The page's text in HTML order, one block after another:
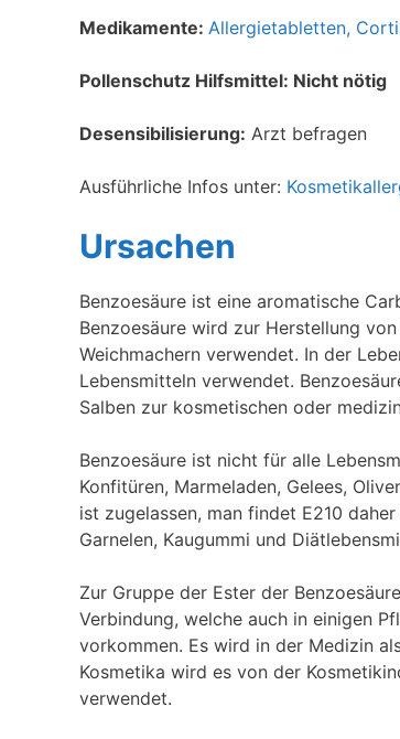
Medikamente: Allergietabletten,
Pollenschutz Hilfsmittel: Nicht nötig
Desensibilisierung: Arzt befragen
Ausführliche Infos unter:
Ursachen
Benzoesäure ist eine aromatische
Benzoesäure wird zur Herstellung
Weichmachern verwendet. In der
Lebensmitteln verwendet.
Salben zur kosmetischen oder
Benzoesäure ist nicht für alle
Konfitüren, Marmeladen, Gelees,
ist zugelassen, man findet E210
Garnelen, Kaugummi und
Zur Gruppe der Ester der
Verbindung, welche auch in einigen
vorkommen. Es wird in der Medizin
Kosmetika wird es von der
verwendet.